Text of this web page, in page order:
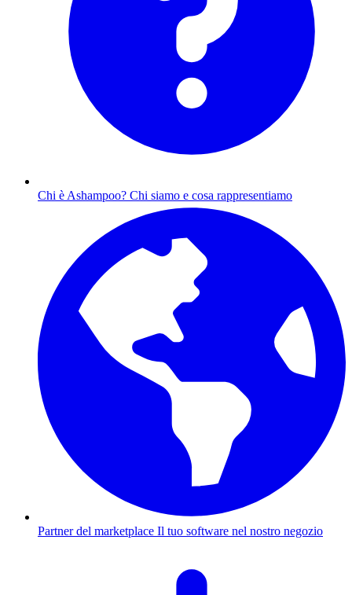
Chi è Ashampoo? Chi siamo e cosa rappresentiamo
Partner del marketplace Il tuo software nel nostro negozio